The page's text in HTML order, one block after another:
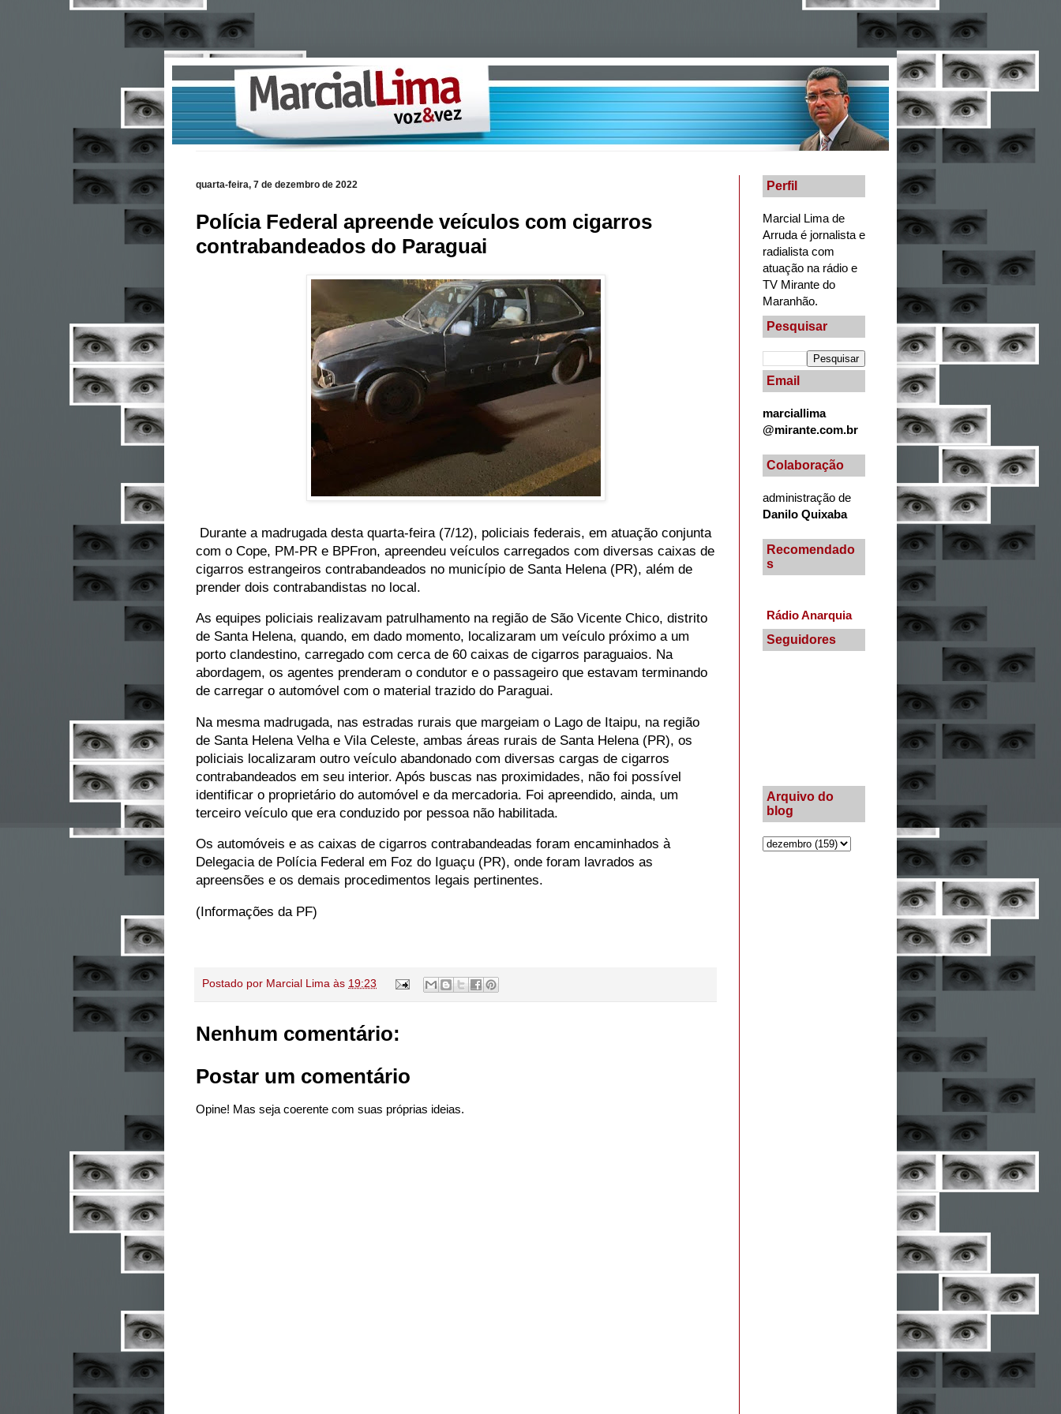
quarta-feira, 7 de dezembro de 2022
Polícia Federal apreende veículos com cigarros
contrabandeados do Paraguai
Durante a madrugada desta quarta-feira (7/12), policiais federais, em atuação conjunta
com o Cope, PM-PR e BPFron, apreendeu veículos carregados com diversas caixas de
cigarros estrangeiros contrabandeados no município de Santa Helena (PR), além de
prender dois contrabandistas no local.
As equipes policiais realizavam patrulhamento na região de São Vicente Chico, distrito
de Santa Helena, quando, em dado momento, localizaram um veículo próximo a um
porto clandestino, carregado com cerca de 60 caixas de cigarros paraguaios. Na
abordagem, os agentes prenderam o condutor e o passageiro que estavam terminando
de carregar o automóvel com o material trazido do Paraguai.
Na mesma madrugada, nas estradas rurais que margeiam o Lago de Itaipu, na região
de Santa Helena Velha e Vila Celeste, ambas áreas rurais de Santa Helena (PR), os
policiais localizaram outro veículo abandonado com diversas cargas de cigarros
contrabandeados em seu interior. Após buscas nas proximidades, não foi possível
identificar o proprietário do automóvel e da mercadoria. Foi apreendido, ainda, um
terceiro veículo que era conduzido por pessoa não habilitada.
Os automóveis e as caixas de cigarros contrabandeadas foram encaminhados à
Delegacia de Polícia Federal em Foz do Iguaçu (PR), onde foram lavrados as
apreensões e os demais procedimentos legais pertinentes.
(Informações da PF)
Postado por Marcial Lima às 19:23
Nenhum comentário:
Postar um comentário
Opine! Mas seja coerente com suas próprias ideias.
Perfil
Marcial Lima de
Arruda é jornalista e
radialista com
atuação na rádio e
TV Mirante do
Maranhão.
Pesquisar
Email
marciallima
@mirante.com.br
Colaboração
administração de
Danilo Quixaba
Recomendado
s
Rádio Anarquia
Seguidores
Arquivo do
blog